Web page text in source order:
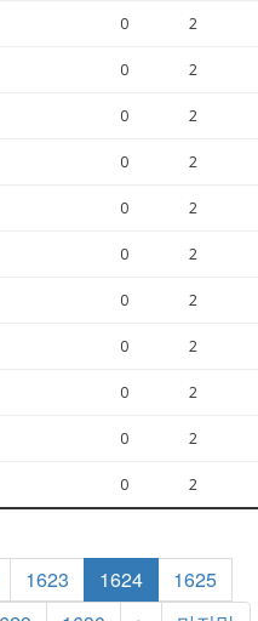
0 2
0 2
0 2
0 2
0 2
0 2
0 2
0 2
0 2
0 2
0 2
1623 1624
1625